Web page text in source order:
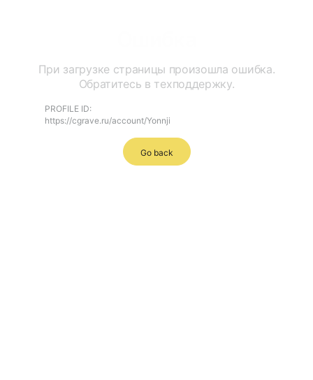
При загрузке страницы произошла ошибка.
Обратитесь в техподдержку.
PROFILE ID:
https://cgrave.ru/account/Yonnji
Go back